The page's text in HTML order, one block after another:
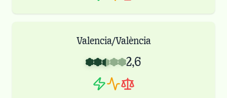
Valencia/València
2,6